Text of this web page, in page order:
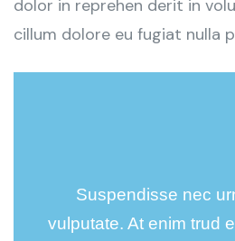
dolor in reprehen derit in
cillum dolore eu fugiat nulla
Suspendisse nec
vulputate. At enim trud